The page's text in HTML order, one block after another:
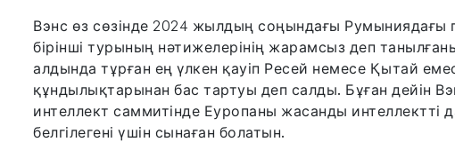
Вэнс өз сөзінде 2024 жылдың соңындағы Румыниядағы
бірінші турының нәтижелерінің жарамсыз деп
алдында тұрған ең үлкен қауіп Ресей немесе Қытай
құндылықтарынан бас тартуы деп салды. Бұған дейін
интеллект саммитінде Еуропаны жасанды
белгілегені үшін сынаған болатын.